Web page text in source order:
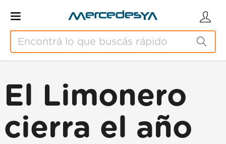
El Limonero
cierra el año